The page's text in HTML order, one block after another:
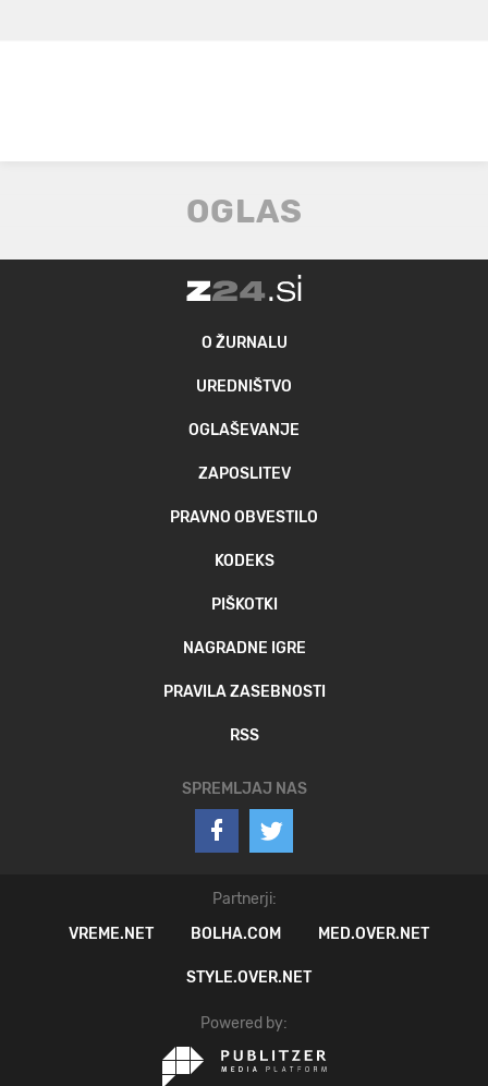
O ŽURNALU
UREDNIŠTVO
OGLAŠEVANJE
ZAPOSLITEV
PRAVNO OBVESTILO
KODEKS
PIŠKOTKI
NAGRADNE IGRE
PRAVILA ZASEBNOSTI
RSS
SPREMLJAJ NAS
Partnerji:
VREME.NET
BOLHA.COM MED.OVER.NET
STYLE.OVER.NET
Powered by: